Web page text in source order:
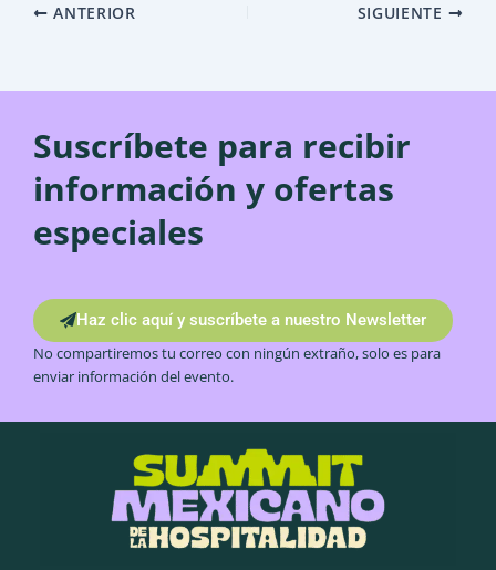
ANTERIOR SIGUIENTE
Suscríbete para recibir
información y ofertas
especiales
Haz clic aquí y suscríbete a nuestro Newsletter
No compartiremos tu correo con ningún extraño, solo es para
enviar información del evento.